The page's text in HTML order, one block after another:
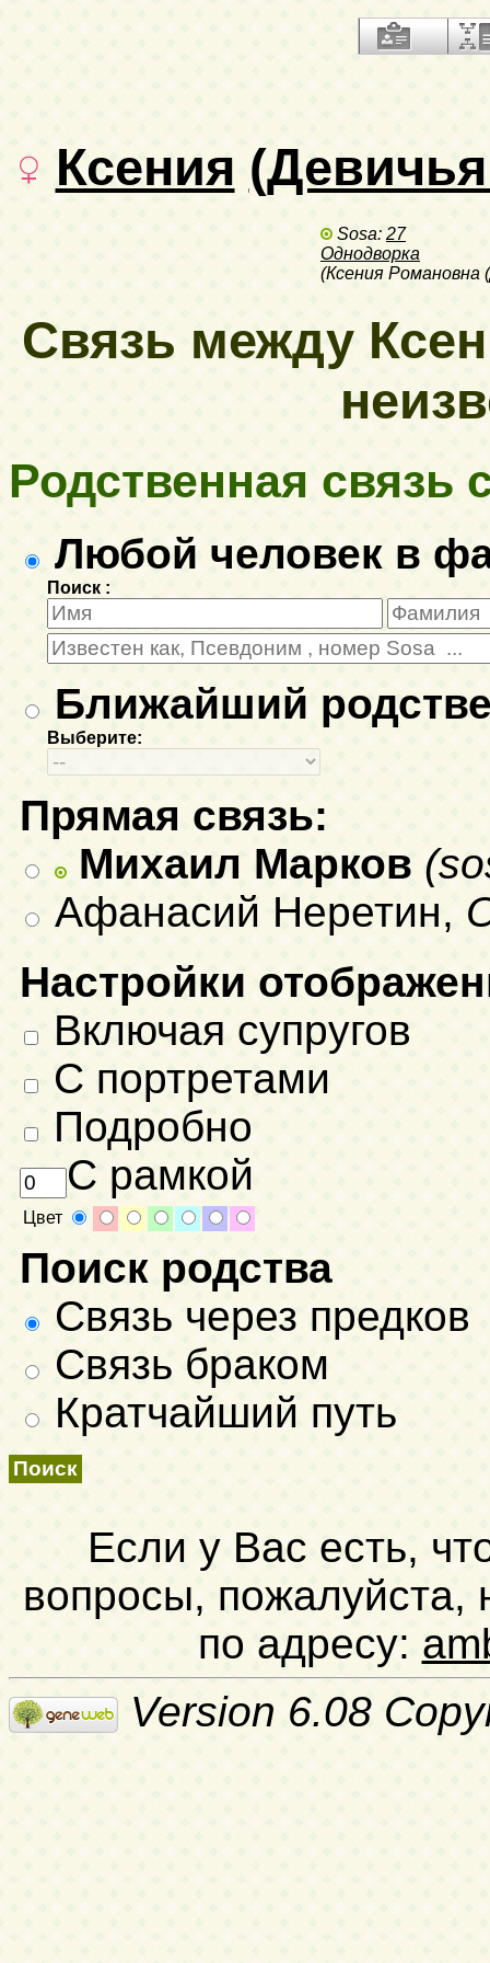
Ксения
Sosa: 27
Однодворка
(Ксения Романовна
Связь между
Родственная связь
Любой человек в
Поиск :
Ближайший
Выберите:
Прямая связь:
Михаил Марков
Афанасий Неретин,
Настройки
Включая супругов
С портретами
Подробно
С рамкой
Цвет
Поиск родства
Связь через предков
Связь браком
Кратчайший путь
Если у Вас есть,
вопросы, пожалуйста,
по адресу:
Version 6.08